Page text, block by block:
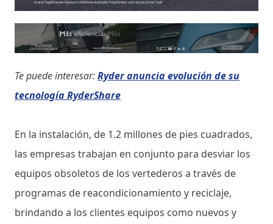
Te puede interesar:Ryder anuncia evolución de su
tecnología RyderShare
En la instalación, de 1.2 millones de pies cuadrados,
las empresas trabajan en conjunto para desviar los
equipos obsoletos de los vertederos a través de
programas de reacondicionamiento y reciclaje,
brindando a los clientes equipos como nuevos y